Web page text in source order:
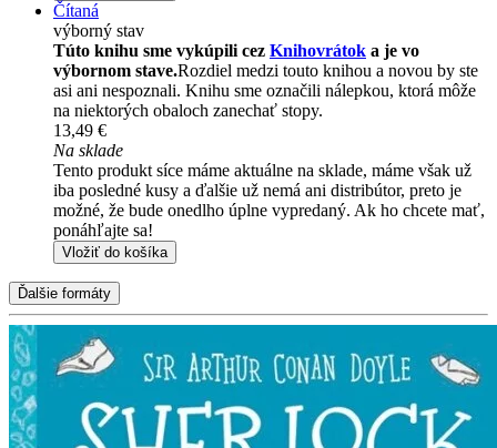
Čítaná
výborný stav
Túto knihu sme vykúpili cez Knihovrátok a je vo
výbornom stave.Rozdiel medzi touto knihou a novou by ste
asi ani nespoznali. Knihu sme označili nálepkou, ktorá môže
na niektorých obaloch zanechať stopy.
13,49 €
Na sklade
Tento produkt síce máme aktuálne na sklade, máme však už
iba posledné kusy a ďalšie už nemá ani distribútor, preto je
možné, že bude onedlho úplne vypredaný. Ak ho chcete mať,
ponáhľajte sa!
Vložiť do košíka
Ďalšie formáty